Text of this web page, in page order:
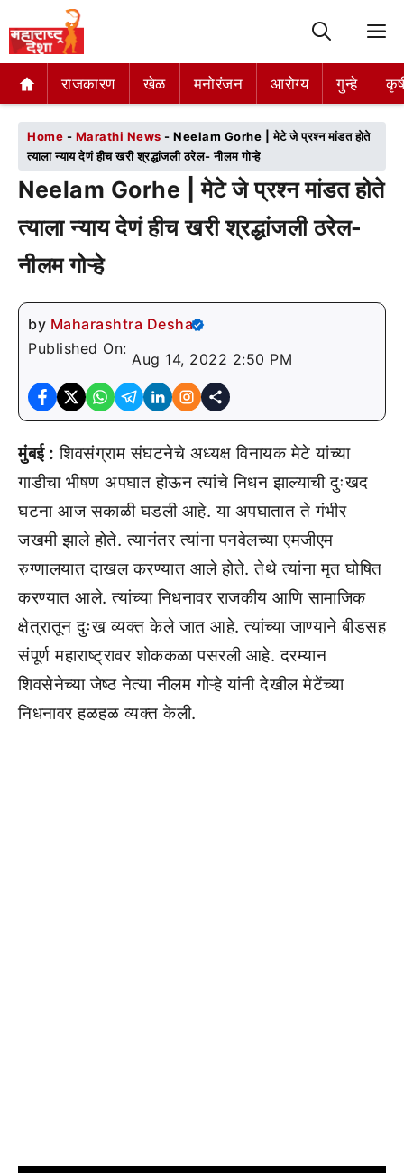
राजकारण खेळ मनोरंजन आरोग्य गुन्हे
राजकारण खेळ मनोरंजन आरोग्य गुन्हे
Home - Marathi News - Neelam Gorhe | मेटे जे प्रश्न मांडत होते
त्याला न्याय देणं हीच खरी श्रद्धांजली ठरेल- नीलम गोऱ्हे
Neelam Gorhe | मेटे जे प्रश्न मांडत होते
त्याला न्याय देणं हीच खरी श्रद्धांजली ठरेल-
नीलम गोऱ्हे
by Maharashtra Desha
Published On:
Aug 14, 2022 2:50 PM
मुंबई : शिवसंग्राम संघटनेचे अध्यक्ष विनायक मेटे यांच्या
गाडीचा भीषण अपघात होऊन त्यांचे निधन झाल्याची दुःखद
घटना आज सकाळी घडली आहे. या अपघातात ते गंभीर
जखमी झाले होते. त्यानंतर त्यांना पनवेलच्या एमजीएम
रुग्णालयात दाखल करण्यात आले होते. तेथे त्यांना मृत घोषित
करण्यात आले. त्यांच्या निधनावर राजकीय आणि सामाजिक
क्षेत्रातून दुःख व्यक्त केले जात आहे. त्यांच्या जाण्याने बीडसह
संपूर्ण महाराष्ट्रावर शोककळा पसरली आहे. दरम्यान
शिवसेनेच्या जेष्ठ नेत्या नीलम गोऱ्हे यांनी देखील मेटेंच्या
निधनावर हळहळ व्यक्त केली.